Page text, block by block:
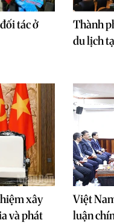
tác ở
Thành
du lịch
xây
và phát
Việt
luận